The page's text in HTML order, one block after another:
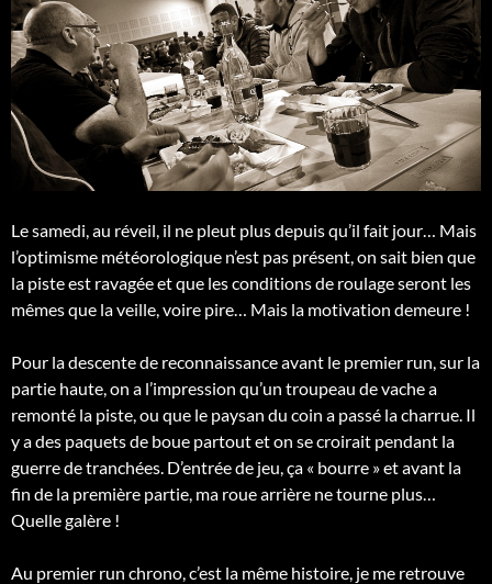
Le samedi, au réveil, il ne pleut plus depuis qu’il fait jour… Mais
l’optimisme météorologique n’est pas présent, on sait bien que
la piste est ravagée et que les conditions de roulage seront les
mêmes que la veille, voire pire… Mais la motivation demeure !
Pour la descente de reconnaissance avant le premier run, sur la
partie haute, on a l’impression qu’un troupeau de vache a
remonté la piste, ou que le paysan du coin a passé la charrue. Il
y a des paquets de boue partout et on se croirait pendant la
guerre de tranchées. D’entrée de jeu, ça « bourre » et avant la
fin de la première partie, ma roue arrière ne tourne plus…
Quelle galère !
Au premier run chrono, c’est la même histoire, je me retrouve